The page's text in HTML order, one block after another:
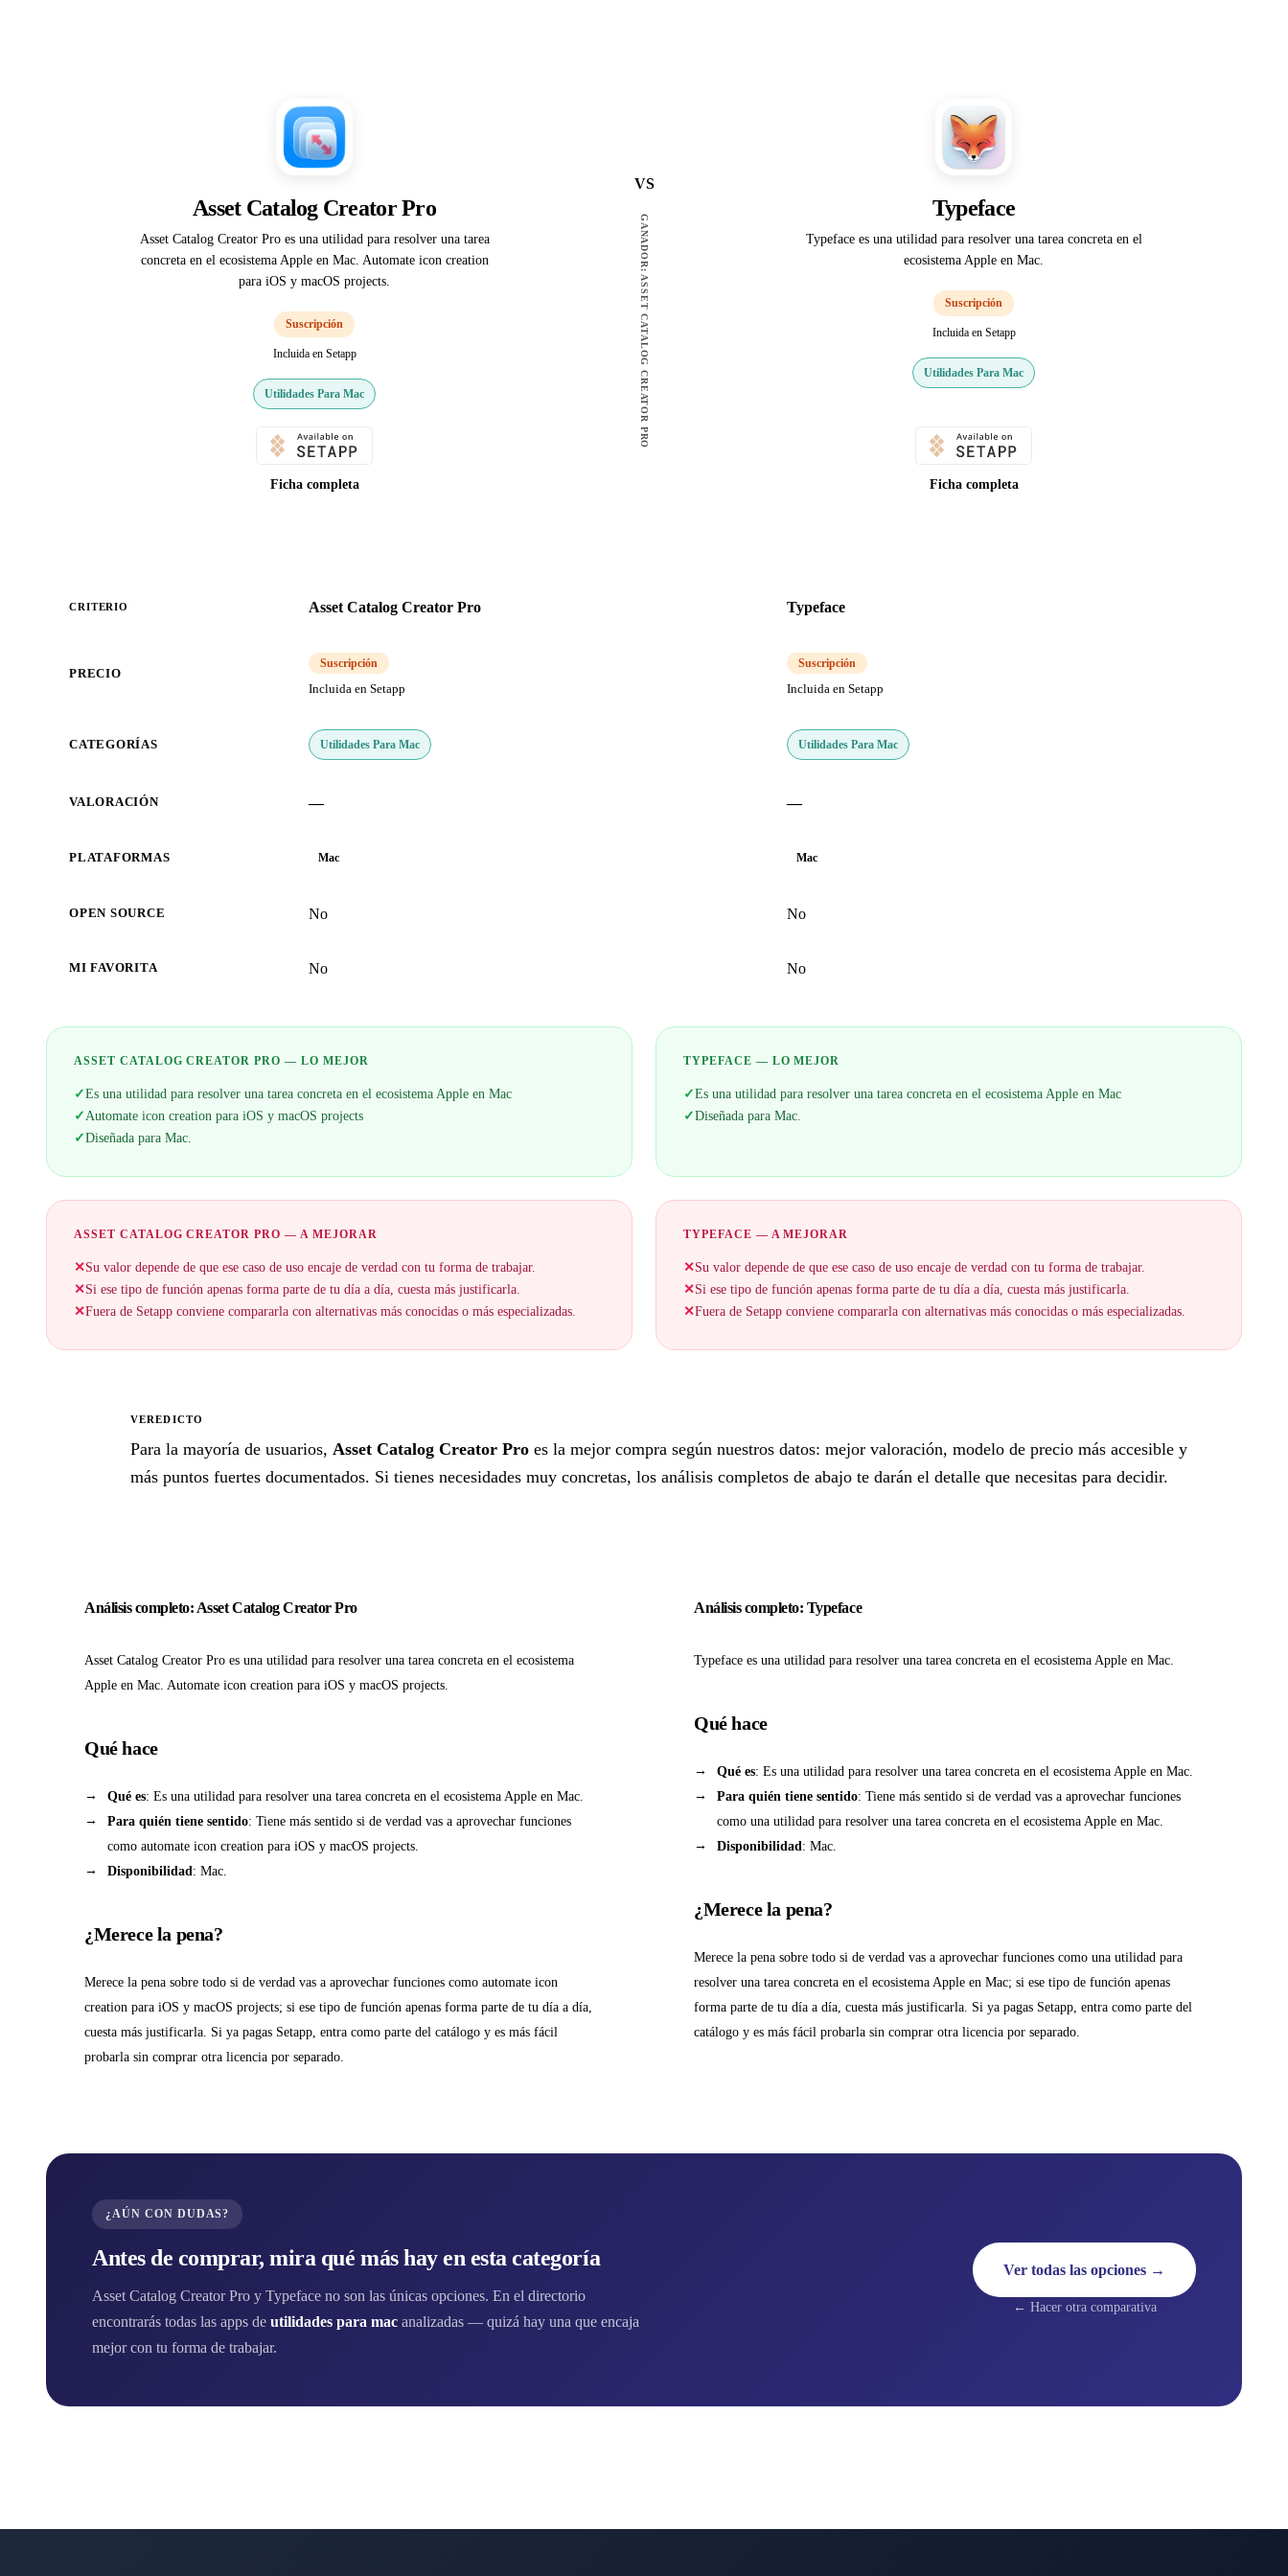
Asset Catalog Creator Pro
Asset Catalog Creator Pro es una utilidad para resolver una tarea
concreta en el ecosistema Apple en Mac. Automate icon creation
para iOS y macOS projects.
Suscripción
Incluida en Setapp
Utilidades Para Mac
Ficha completa
VS
GANADOR: ASSET CATALOG CREATOR PRO
Typeface
Typeface es una utilidad para resolver una tarea concreta en el
ecosistema Apple en Mac.
Suscripción
Incluida en Setapp
Utilidades Para Mac
Ficha completa
CRITERIO Asset Catalog Creator Pro Typeface
PRECIO
Suscripción
Incluida en Setapp
Suscripción
Incluida en Setapp
CATEGORÍAS Utilidades Para Mac Utilidades Para Mac
VALORACIÓN — —
PLATAFORMAS Mac Mac
OPEN SOURCE No No
MI FAVORITA No No
ASSET CATALOG CREATOR PRO — LO MEJOR
✓Es una utilidad para resolver una tarea concreta en el ecosistema Apple en Mac
✓Automate icon creation para iOS y macOS projects
✓Diseñada para Mac.
TYPEFACE — LO MEJOR
✓Es una utilidad para resolver una tarea concreta en el ecosistema Apple en Mac
✓Diseñada para Mac.
ASSET CATALOG CREATOR PRO — A MEJORAR
✕Su valor depende de que ese caso de uso encaje de verdad con tu forma de trabajar.
✕Si ese tipo de función apenas forma parte de tu día a día, cuesta más justificarla.
✕Fuera de Setapp conviene compararla con alternativas más conocidas o más especializadas.
TYPEFACE — A MEJORAR
✕Su valor depende de que ese caso de uso encaje de verdad con tu forma de trabajar.
✕Si ese tipo de función apenas forma parte de tu día a día, cuesta más justificarla.
✕Fuera de Setapp conviene compararla con alternativas más conocidas o más especializadas.
VEREDICTO
Para la mayoría de usuarios, Asset Catalog Creator Pro es la mejor compra según nuestros datos: mejor valoración, modelo de precio más accesible y
más puntos fuertes documentados. Si tienes necesidades muy concretas, los análisis completos de abajo te darán el detalle que necesitas para decidir.
Análisis completo: Asset Catalog Creator Pro
Asset Catalog Creator Pro es una utilidad para resolver una tarea concreta en el ecosistema
Apple en Mac. Automate icon creation para iOS y macOS projects.
Qué hace
Qué es: Es una utilidad para resolver una tarea concreta en el ecosistema Apple en Mac.
Para quién tiene sentido: Tiene más sentido si de verdad vas a aprovechar funciones
como automate icon creation para iOS y macOS projects.
Disponibilidad: Mac.
¿Merece la pena?
Merece la pena sobre todo si de verdad vas a aprovechar funciones como automate icon
creation para iOS y macOS projects; si ese tipo de función apenas forma parte de tu día a día,
cuesta más justificarla. Si ya pagas Setapp, entra como parte del catálogo y es más fácil
probarla sin comprar otra licencia por separado.
Análisis completo: Typeface
Typeface es una utilidad para resolver una tarea concreta en el ecosistema Apple en Mac.
Qué hace
Qué es: Es una utilidad para resolver una tarea concreta en el ecosistema Apple en Mac.
Para quién tiene sentido: Tiene más sentido si de verdad vas a aprovechar funciones
como una utilidad para resolver una tarea concreta en el ecosistema Apple en Mac.
Disponibilidad: Mac.
¿Merece la pena?
Merece la pena sobre todo si de verdad vas a aprovechar funciones como una utilidad para
resolver una tarea concreta en el ecosistema Apple en Mac; si ese tipo de función apenas
forma parte de tu día a día, cuesta más justificarla. Si ya pagas Setapp, entra como parte del
catálogo y es más fácil probarla sin comprar otra licencia por separado.
¿AÚN CON DUDAS?
Antes de comprar, mira qué más hay en esta categoría
Asset Catalog Creator Pro y Typeface no son las únicas opciones. En el directorio
encontrarás todas las apps de utilidades para mac analizadas — quizá hay una que encaja
mejor con tu forma de trabajar.
Ver todas las opciones →
← Hacer otra comparativa